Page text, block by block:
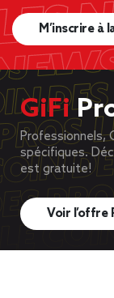
M’inscrire à
GiFi
Professionnels,
spécifiques.
est gratuite!
Voir l’offre